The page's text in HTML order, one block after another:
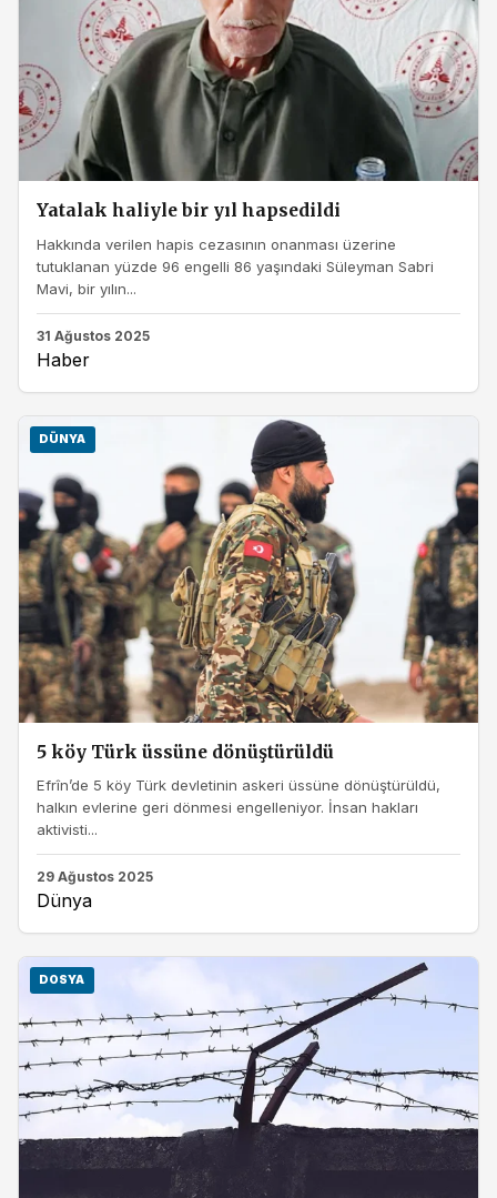
Yatalak haliyle bir yıl hapsedildi
Hakkında verilen hapis cezasının onanması üzerine
tutuklanan yüzde 96 engelli 86 yaşındaki Süleyman Sabri
Mavi, bir yılın...
31 Ağustos 2025
Haber
DÜNYA
5 köy Türk üssüne dönüştürüldü
Efrîn’de 5 köy Türk devletinin askeri üssüne dönüştürüldü,
halkın evlerine geri dönmesi engelleniyor. İnsan hakları
aktivisti...
29 Ağustos 2025
Dünya
DOSYA